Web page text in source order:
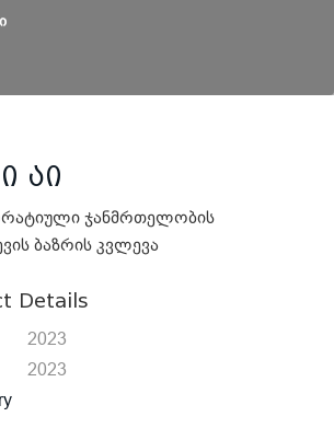
აი
ჯანმრთელობის
ბაზრის კვლევა
Details
2023
2023